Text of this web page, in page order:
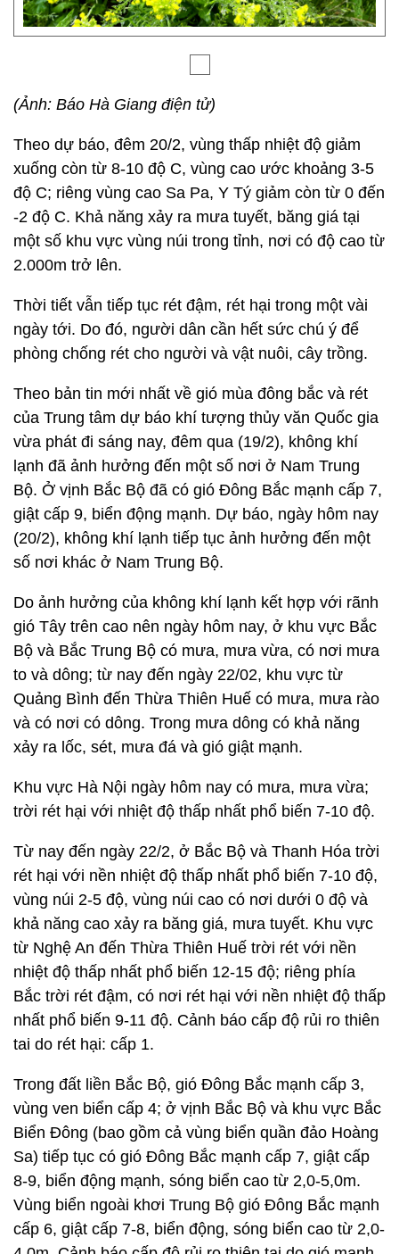
(Ảnh: Báo Hà Giang điện tử)
Theo dự báo, đêm 20/2, vùng thấp nhiệt độ giảm
xuống còn từ 8-10 độ C, vùng cao ước khoảng 3-5
-2 độ C. Khả năng xảy ra mưa tuyết, băng giá tại
một số khu vực vùng núi trong tỉnh, nơi có độ cao từ
2.000m trở lên.
Thời tiết vẫn tiếp tục rét đậm, rét hại trong một vài
ngày tới. Do đó, người dân cần hết sức chú ý để
phòng chống rét cho người và vật nuôi, cây trồng.
Theo bản tin mới nhất về gió mùa đông bắc và rét
vừa phát đi sáng nay, đêm qua (19/2), không khí
lạnh đã ảnh hưởng đến một số nơi ở Nam Trung
Bộ. Ở vịnh Bắc Bộ đã có gió Đông Bắc mạnh cấp 7,
giật cấp 9, biển động mạnh. Dự báo, ngày hôm nay
(20/2), không khí lạnh tiếp tục ảnh hưởng đến một
số nơi khác ở Nam Trung Bộ.
Do ảnh hưởng của không khí lạnh kết hợp với rãnh